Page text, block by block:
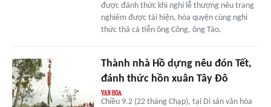
được đánh thức khi nghi lễ thượng nêu trang
nghiêm được tái hiện, hòa quyện cùng nghi
thức thả cá tiễn ông Công, ông Táo.
Thành nhà Hồ dựng nêu đón Tết,
đánh thức hồn xuân Tây Đô
Chiều 9.2 (22 tháng Chạp), tại Di sản văn hóa